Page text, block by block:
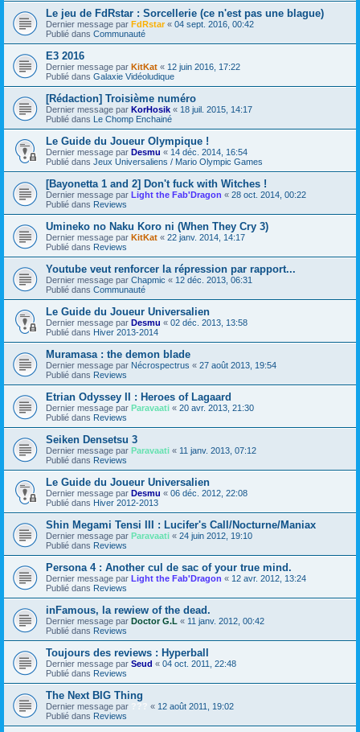
Le jeu de FdRstar : Sorcellerie (ce n'est pas une blague)
Dernier message par FdRstar« 04 sept. 2016, 00:42
Publié dans Communauté
E3 2016
Dernier message par KitKat « 12 juin 2016, 17:22
Publié dans Galaxie Vidéoludique
[Rédaction] Troisième numéro
Dernier message par KorHosik « 18 juil. 2015, 14:17
Publié dans Le Chomp Enchainé
Le Guide du Joueur Olympique !
Dernier message par Desmu « 14 déc. 2014, 16:54
Publié dans Jeux Universaliens / Mario Olympic Games
[Bayonetta 1 and 2] Don't fuck with Witches !
Dernier message par Light the Fab'Dragon « 28 oct. 2014, 00:22
Publié dans Reviews
Umineko no Naku Koro ni (When They Cry 3)
Dernier message par KitKat « 22 janv. 2014, 14:17
Publié dans Reviews
Youtube veut renforcer la répression par rapport...
Dernier message par Chapmic « 12 déc. 2013, 06:31
Publié dans Communauté
Le Guide du Joueur Universalien
Dernier message par Desmu « 02 déc. 2013, 13:58
Publié dans Hiver 2013-2014
Muramasa : the demon blade
Dernier message par Nécrospectrus « 27 août 2013, 19:54
Publié dans Reviews
Etrian Odyssey II : Heroes of Lagaard
Dernier message par Paravaati « 20 avr. 2013, 21:30
Publié dans Reviews
Seiken Densetsu 3
Dernier message par Paravaati « 11 janv. 2013, 07:12
Publié dans Reviews
Le Guide du Joueur Universalien
Dernier message par Desmu « 06 déc. 2012, 22:08
Publié dans Hiver 2012-2013
Shin Megami Tensi III : Lucifer's Call/Nocturne/Maniax
Dernier message par Paravaati « 24 juin 2012, 19:10
Publié dans Reviews
Persona 4 : Another cul de sac of your true mind.
Dernier message par Light the Fab'Dragon « 12 avr. 2012, 13:24
Publié dans Reviews
inFamous, la rewiew of the dead.
Dernier message par Doctor G.L « 11 janv. 2012, 00:42
Publié dans Reviews
Toujours des reviews : Hyperball
Dernier message par Seud « 04 oct. 2011, 22:48
Publié dans Reviews
The Next BIG Thing
Dernier message par ??? « 12 août 2011, 19:02
Publié dans Reviews